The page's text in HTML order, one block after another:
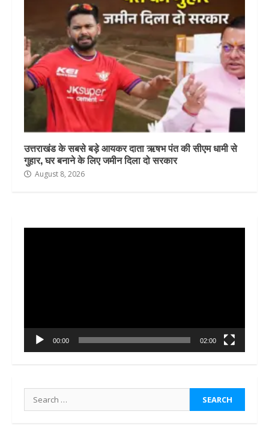
उत्तराखंड के सबसे बड़े आयकर दाता ऋषभ पंत की सीएम धामी से
गुहार, घर बनाने के लिए जमीन दिला दो सरकार
August 8, 2026
00:00 02:00
Search
for: